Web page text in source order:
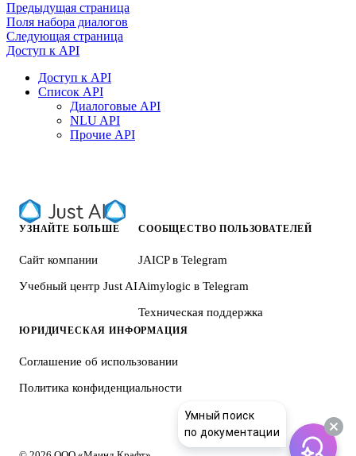
Предыдущая страница
Поля набора диалогов
Следующая страница
Доступ к API
Доступ к API
Список API
Диалоговые API
NLU API
Прочие API
УЗНАЙТЕ БОЛЬШЕ
Сайт компании
Учебный центр Just AI
СООБЩЕСТВО ПОЛЬЗОВАТЕЛЕЙ
JAICP в Telegram
Aimylogic в Telegram
Техническая поддержка
ЮРИДИЧЕСКАЯ ИНФОРМАЦИЯ
Соглашение об использовании
Политика конфиденциальности
Умный поиск
по документации